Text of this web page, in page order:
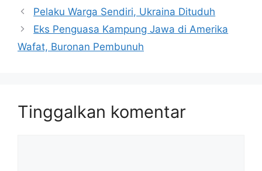
Pelaku Warga Sendiri, Ukraina Dituduh
Eks Penguasa Kampung Jawa di Amerika
Wafat, Buronan Pembunuh
Tinggalkan komentar